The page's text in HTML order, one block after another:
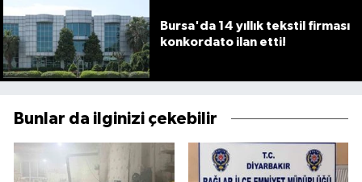
Bursa'da 14 yıllık tekstil firması
konkordato ilan etti!
Bunlar da ilginizi çekebilir